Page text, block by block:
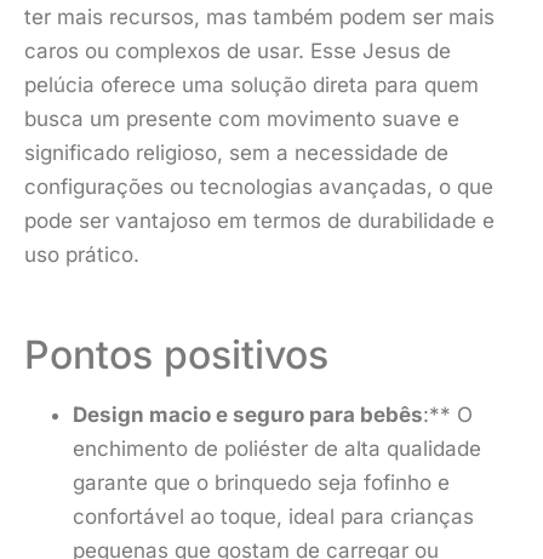
ter mais recursos, mas também podem ser mais
caros ou complexos de usar. Esse Jesus de
pelúcia oferece uma solução direta para quem
busca um presente com movimento suave e
significado religioso, sem a necessidade de
configurações ou tecnologias avançadas, o que
pode ser vantajoso em termos de durabilidade e
uso prático.
Pontos positivos
Design macio e seguro para bebês:** O
enchimento de poliéster de alta qualidade
garante que o brinquedo seja fofinho e
confortável ao toque, ideal para crianças
pequenas que gostam de carregar ou